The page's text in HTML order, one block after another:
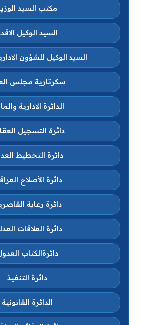
مكتب السيد
السيد الوكيل
السيد الوكيل للشؤون
سكرتارية مجلس
الدائرة الادارية
دائرة التسجيل
دائرة التخطيط
دائرة الأصلاح
دائرة رعاية
دائرة العلاقات
دائرةالكتاب
دائرة التنفيذ
الدائرة القانونية